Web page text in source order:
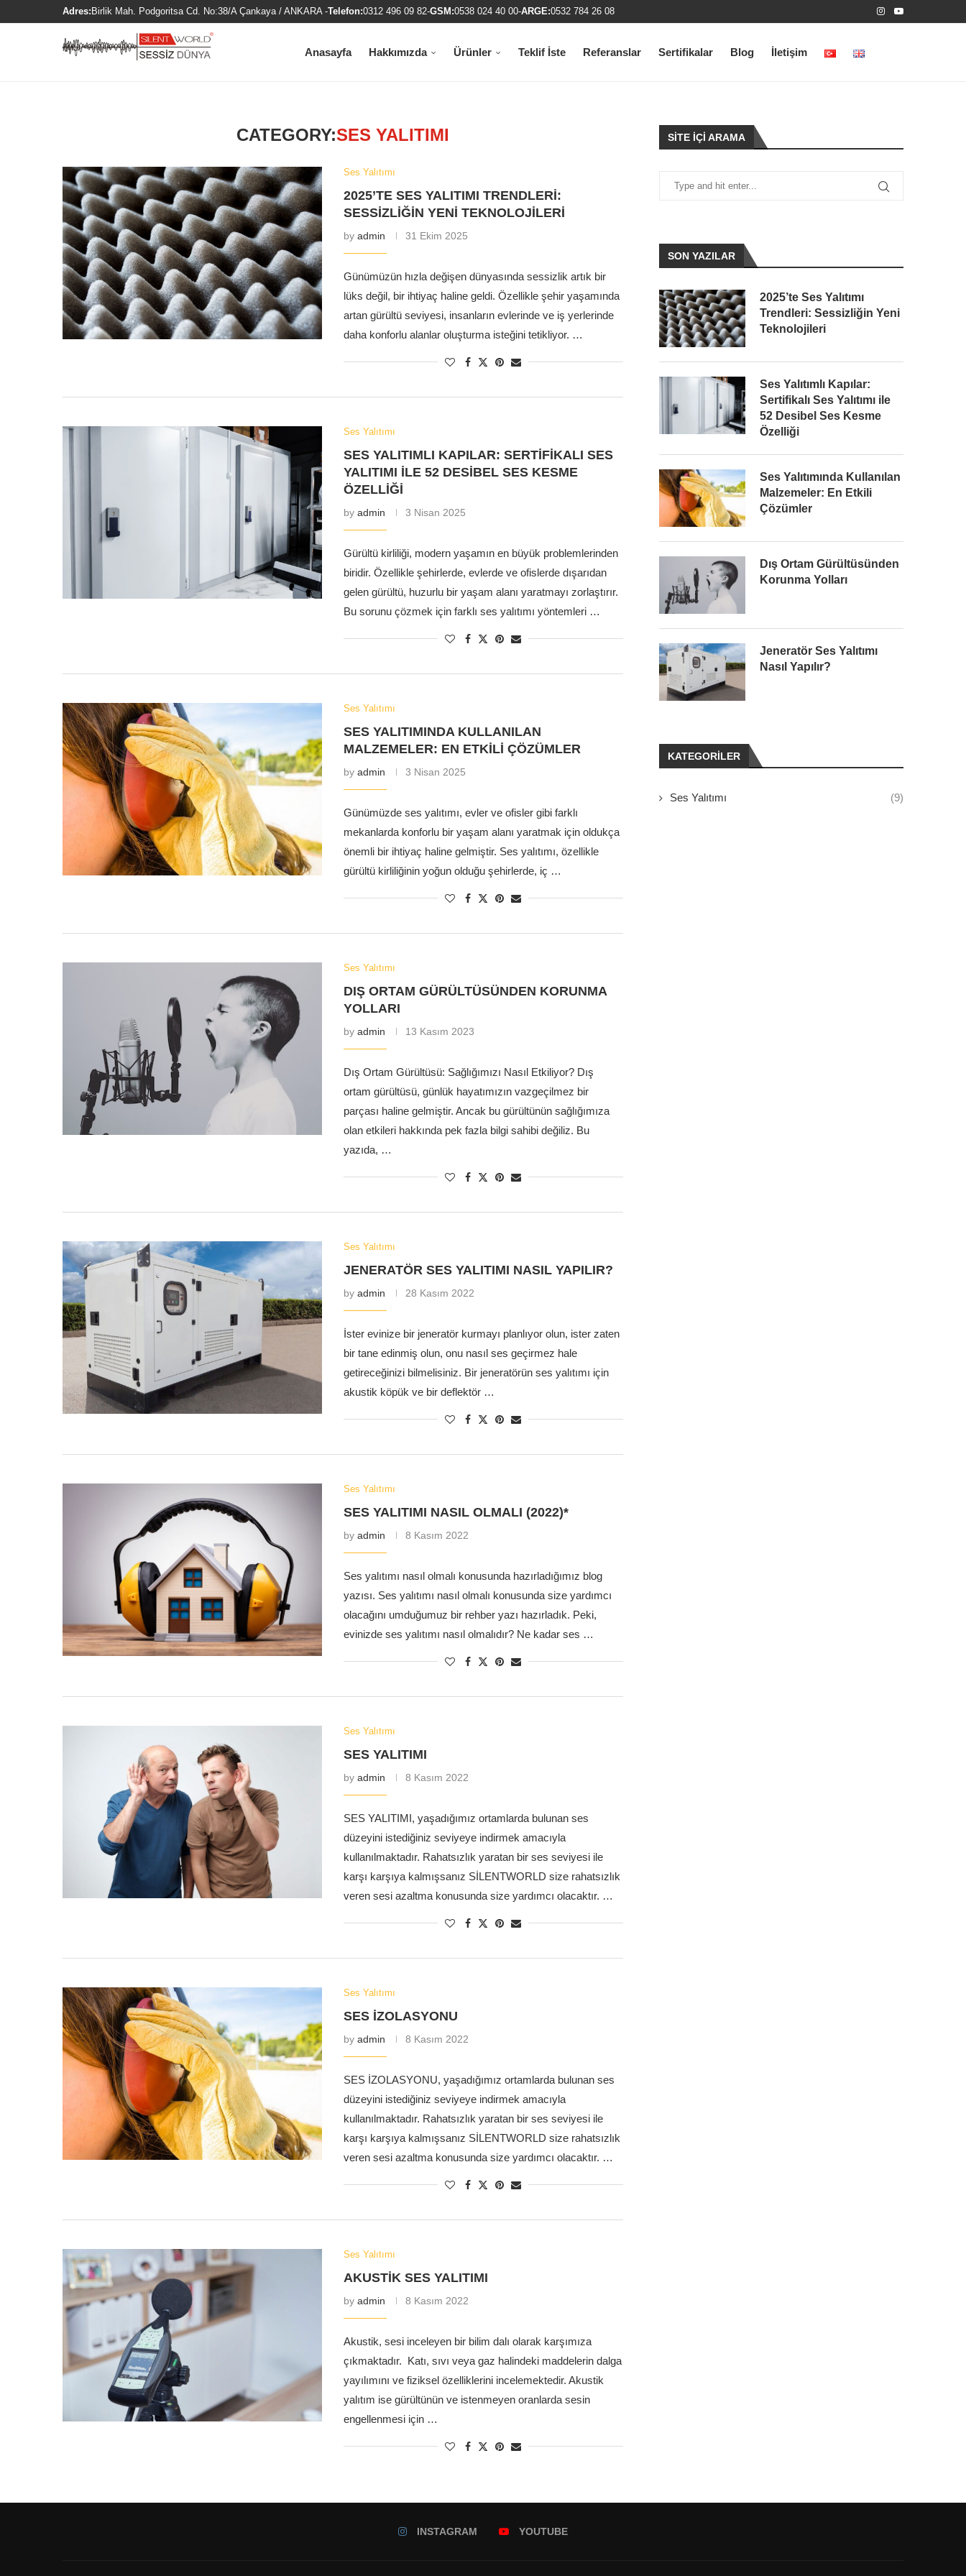
Adres: Birlik Mah. Podgoritsa Cd. No:38/A Çankaya / ANKARA -Telefon:0312 496 09 82-GSM:0538 024 40 00-ARGE:0532 784 26 08
Anasayfa Hakkımızda Ürünler Teklif İste Referanslar Sertifikalar Blog İletişim
CATEGORY:SES YALITIMI
Ses Yalıtımı
2025’TE SES YALITIMI TRENDLERI:
SESSIZLIĞIN YENI TEKNOLOJILERI
by admin 31 Ekim 2025
Günümüzün hızla değişen dünyasında sessizlik artık bir
lüks değil, bir ihtiyaç haline geldi. Özellikle şehir yaşamında
artan gürültü seviyesi, insanların evlerinde ve iş yerlerinde
daha konforlu alanlar oluşturma isteğini tetikliyor. …
Ses Yalıtımı
SES YALITIMLI KAPILAR: SERTIFIKALI SES
YALITIMI ILE 52 DESIBEL SES KESME
ÖZELLIĞI
by admin 3 Nisan 2025
Gürültü kirliliği, modern yaşamın en büyük problemlerinden
biridir. Özellikle şehirlerde, evlerde ve ofislerde dışarıdan
gelen gürültü, huzurlu bir yaşam alanı yaratmayı zorlaştırır.
Bu sorunu çözmek için farklı ses yalıtımı yöntemleri …
Ses Yalıtımı
SES YALITIMINDA KULLANILAN
MALZEMELER: EN ETKILI ÇÖZÜMLER
by admin 3 Nisan 2025
Günümüzde ses yalıtımı, evler ve ofisler gibi farklı
mekanlarda konforlu bir yaşam alanı yaratmak için oldukça
önemli bir ihtiyaç haline gelmiştir. Ses yalıtımı, özellikle
gürültü kirliliğinin yoğun olduğu şehirlerde, iç …
Ses Yalıtımı
DIŞ ORTAM GÜRÜLTÜSÜNDEN KORUNMA
YOLLARI
by admin 13 Kasım 2023
Dış Ortam Gürültüsü: Sağlığımızı Nasıl Etkiliyor? Dış
ortam gürültüsü, günlük hayatımızın vazgeçilmez bir
parçası haline gelmiştir. Ancak bu gürültünün sağlığımıza
olan etkileri hakkında pek fazla bilgi sahibi değiliz. Bu
yazıda, …
Ses Yalıtımı
JENERATÖR SES YALITIMI NASIL YAPILIR?
by admin 28 Kasım 2022
İster evinize bir jeneratör kurmayı planlıyor olun, ister zaten
bir tane edinmiş olun, onu nasıl ses geçirmez hale
getireceğinizi bilmelisiniz. Bir jeneratörün ses yalıtımı için
akustik köpük ve bir deflektör …
Ses Yalıtımı
SES YALITIMI NASIL OLMALI (2022)*
by admin 8 Kasım 2022
Ses yalıtımı nasıl olmalı konusunda hazırladığımız blog
yazısı. Ses yalıtımı nasıl olmalı konusunda size yardımcı
olacağını umduğumuz bir rehber yazı hazırladık. Peki,
evinizde ses yalıtımı nasıl olmalıdır? Ne kadar ses …
Ses Yalıtımı
SES YALITIMI
by admin 8 Kasım 2022
SES YALITIMI, yaşadığımız ortamlarda bulunan ses
düzeyini istediğiniz seviyeye indirmek amacıyla
kullanılmaktadır. Rahatsızlık yaratan bir ses seviyesi ile
karşı karşıya kalmışsanız SİLENTWORLD size rahatsızlık
veren sesi azaltma konusunda size yardımcı olacaktır. …
Ses Yalıtımı
SES İZOLASYONU
by admin 8 Kasım 2022
SES İZOLASYONU, yaşadığımız ortamlarda bulunan ses
düzeyini istediğiniz seviyeye indirmek amacıyla
kullanılmaktadır. Rahatsızlık yaratan bir ses seviyesi ile
karşı karşıya kalmışsanız SİLENTWORLD size rahatsızlık
veren sesi azaltma konusunda size yardımcı olacaktır. …
Ses Yalıtımı
AKUSTİK SES YALITIMI
by admin 8 Kasım 2022
Akustik, sesi inceleyen bir bilim dalı olarak karşımıza
çıkmaktadır. Katı, sıvı veya gaz halindeki maddelerin dalga
yayılımını ve fiziksel özelliklerini incelemektedir. Akustik
yalıtım ise gürültünün ve istenmeyen oranlarda sesin
engellenmesi için …
SITE İÇI ARAMA
SON YAZILAR
2025’te Ses Yalıtımı
Trendleri: Sessizliğin Yeni
Teknolojileri
Ses Yalıtımlı Kapılar:
Sertifikalı Ses Yalıtımı ile
52 Desibel Ses Kesme
Özelliği
Ses Yalıtımında Kullanılan
Malzemeler: En Etkili
Çözümler
Dış Ortam Gürültüsünden
Korunma Yolları
Jeneratör Ses Yalıtımı
Nasıl Yapılır?
KATEGORILER
Ses Yalıtımı (9)
INSTAGRAM YOUTUBE